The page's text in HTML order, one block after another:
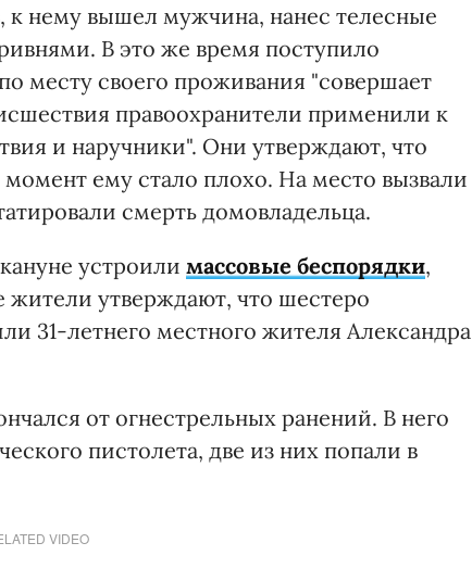
к нему вышел мужчина, нанес телесные
В это же время поступило
месту своего проживания "совершает
правоохранители применили к
и наручники". Они утверждают, что
ему стало плохо. На место вызвали
смерть домовладельца.
устроили массовые беспорядки,
утверждают, что шестеро
31-летнего местного жителя Александра
от огнестрельных ранений. В него
пистолета, две из них попали в
VIDEO